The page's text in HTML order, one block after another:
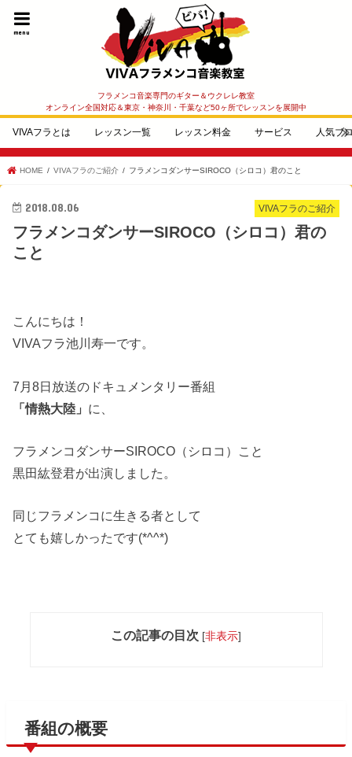
フラメンコ音楽専門のギター＆ウクレレ教室
オンライン全国対応＆東京・神奈川・千葉など50ヶ所でレッスンを展開中
menu
VIVAフラとは レッスン一覧 レッスン料金 サービス 人気ブ
HOME VIVAフラのご紹介 フラメンコダンサーSIROCO（シロコ）君のこと
VIVAフラのご紹介
2018.08.06
フラメンコダンサーSIROCO（シロコ）君の
こと
こんにちは！
VIVAフラ池川寿一です。
7月8日放送のドキュメンタリー番組
「情熱大陸」 に、
フラメンコダンサーSIROCO（シロコ）こと
黒田紘登君が出演しました。
同じフラメンコに生きる者として
とても嬉しかったです(*^^*)
この記事の目次 [非表示]
番組の概要